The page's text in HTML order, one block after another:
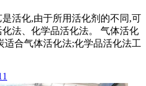
活化,由于所用活化剂的不同,可
法、化学品活化法。 气体活化
适合气体活化法;化学品活化法工